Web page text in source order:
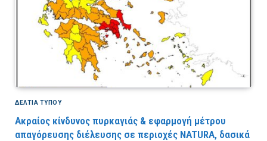
ΔΕΛΤΙΑ ΤΥΠΟΥ
Ακραίος κίνδυνος πυρκαγιάς & εφαρμογή μέτρου
απαγόρευσης διέλευσης σε περιοχές NATURA, δασικά